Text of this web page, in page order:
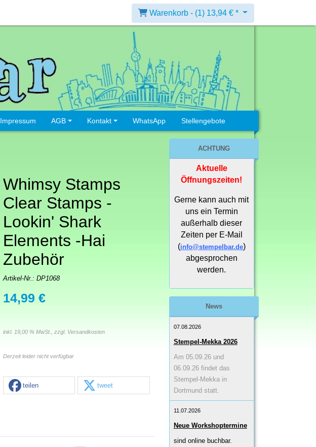
Warenkorb - (1) 13,94 € *
Impressum AGB Kontakt WhatsApp Stellengebote
Whimsy Stamps
Clear Stamps -
Lookin' Shark
Elements -Hai
Zubehör
Artikel-Nr.: DP1068
14,99 €
inkl. 19,00 % MwSt., zzgl. Versandkosten
Derzeit leider nicht verfügbar
teilen tweet
ACHTUNG
Aktuelle
Öffnungszeiten!
Gerne kann auch mit
uns ein Termin
außerhalb dieser
Zeiten per E-Mail
(info@stempelbar.de)
abgesprochen
werden.
News
07.08.2026
Stempel-Mekka 2026
Am 05.09.26 und
06.09.26 findet das
Stempel-Mekka in
Dortmund statt.
11.07.2026
Neue Workshoptermine
sind online buchbar.